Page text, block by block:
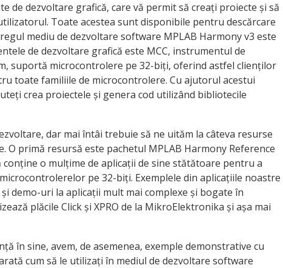
de dezvoltare grafică, care vă permit să creați proiecte și să
Toate acestea sunt disponibile pentru descărcare
mediu de dezvoltare software MPLAB Harmony v3 este
de dezvoltare grafică este MCC, instrumentul de
suportă microcontrolere pe 32-biți, oferind astfel clienților
toate familiile de microcontrolere. Cu ajutorul acestui
crea proiectele și genera cod utilizând bibliotecile
dar mai întâi trebuie să ne uităm la câteva resurse
O primă resursă este pachetul MPLAB Harmony Reference
o mulțime de aplicații de sine stătătoare pentru a
pe 32-biți. Exemplele din aplicațiile noastre
demo-uri la aplicații mult mai complexe și bogate în
plăcile Click și XPRO de la MikroElektronika și așa mai
în sine, avem, de asemenea, exemple demonstrative cu
cum să le utilizați în mediul de dezvoltare software